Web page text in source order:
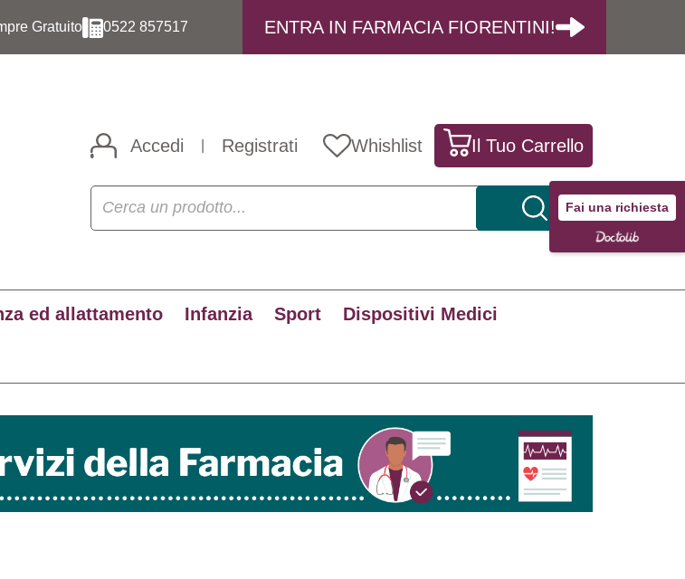
Fai una richiesta
Gratuito 0522 857517 ENTRA IN FARMACIA FIORENTINI!
Accedi Registrati Whishlist Il Tuo Carrello
ed allattamento Infanzia Sport Dispositivi Medici